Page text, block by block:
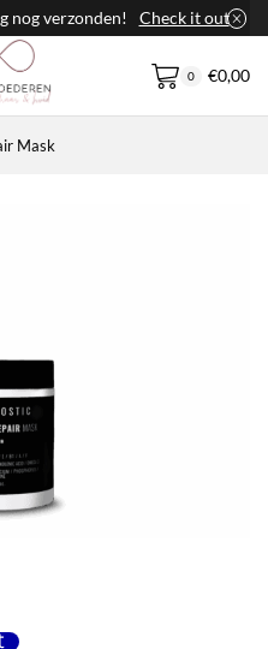
nog verzonden! Check it out
0 €0,00
Mask